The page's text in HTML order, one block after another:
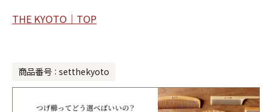
THE KYOTO｜TOP
商品番号 setthekyoto